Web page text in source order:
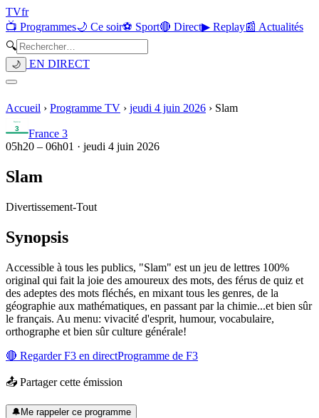
TVfr
📺 Programmes🌙 Ce soir⚽ Sport🔴 Direct▶ Replay📰 Actualités
🔍
🌙 EN DIRECT
Accueil › Programme TV › jeudi 4 juin 2026 › Slam
France 3
05h20 – 06h01 · jeudi 4 juin 2026
Slam
Divertissement-Tout
Synopsis
Accessible à tous les publics, "Slam" est un jeu de lettres 100%
original qui fait la joie des amoureux des mots, des férus de quiz et
des adeptes des mots fléchés, en mixant tous les genres, de la
géographie aux mathématiques, en passant par la chimie...et bien sûr
le français. Au menu: vivacité d'esprit, humour, vocabulaire,
orthographe et bien sûr culture générale!
🔴 RegarderF3 en directProgramme de F3
📤 Partager cette émission
🔔Me rappeler ce programme